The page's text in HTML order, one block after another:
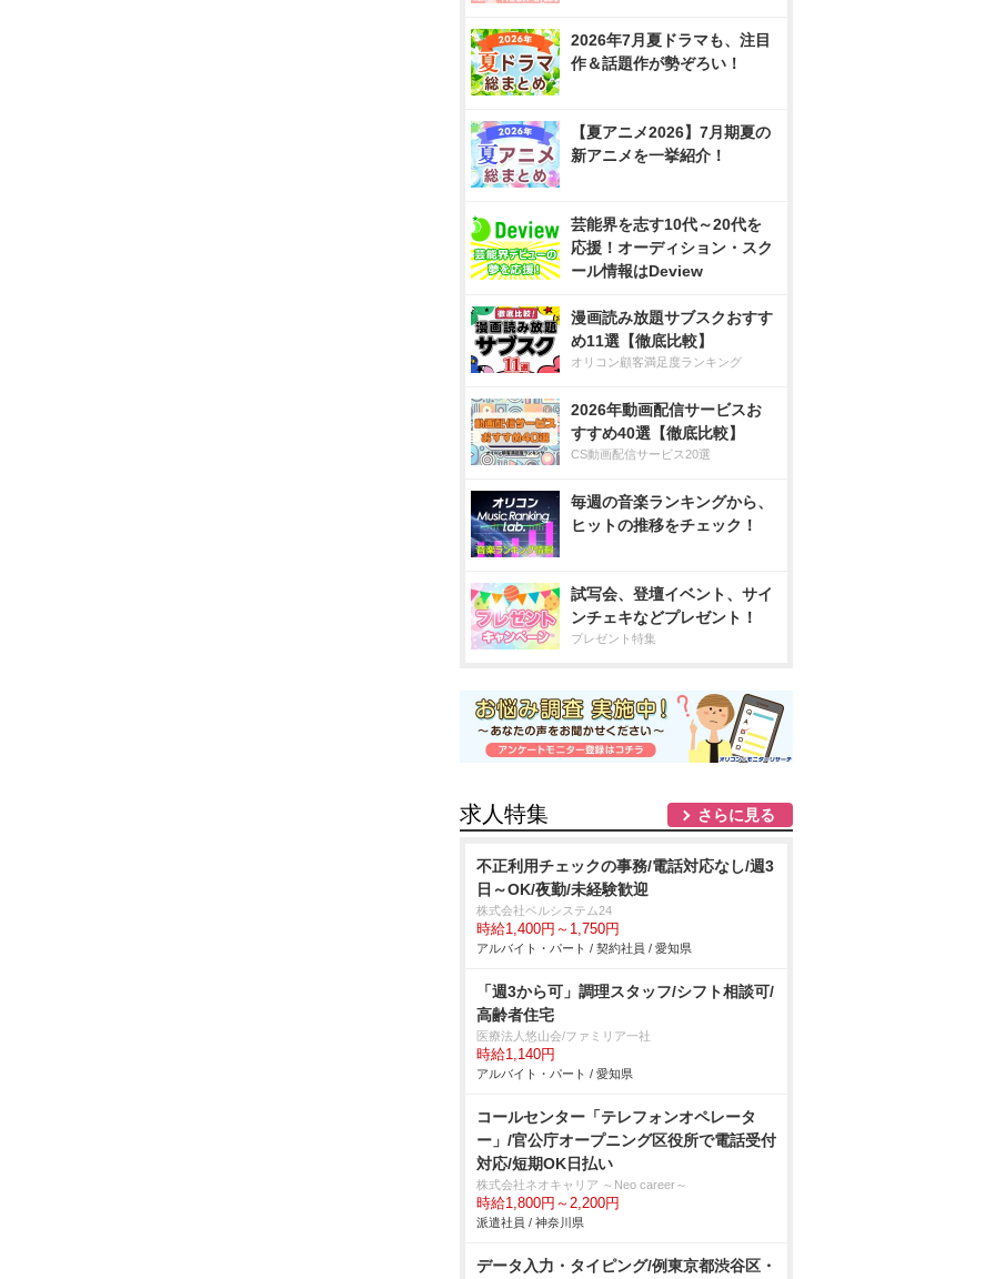
2026年7月夏ドラマも、注目
作＆話題作が勢ぞろい！
【夏アニメ2026】7月期夏の
新アニメを一挙紹介！
芸能界を志す10代～20代を
応援！オーディション・スク
ール情報はDeview
漫画読み放題サブスクおすす
め11選【徹底比較】
オリコン顧客満足度ランキング
2026年動画配信サービスお
すすめ40選【徹底比較】
CS動画配信サービス20選
毎週の音楽ランキングから、
ヒットの推移をチェック！
試写会、登壇イベント、サイ
ンチェキなどプレゼント！
プレゼント特集
求人特集 さらに見る
不正利用チェックの事務/電話対応なし/週3
日～OK/夜勤/未経験歓迎
株式会社ベルシステム24
時給1,400円～1,750円
アルバイト・パート / 契約社員 / 愛知県
「週3から可」調理スタッフ/シフト相談可/
高齢者住宅
医療法人悠山会/ファミリア一社
時給1,140円
アルバイト・パート / 愛知県
コールセンター「テレフォンオペレータ
ー」/官公庁オープニング区役所で電話受付
対応/短期OK日払い
株式会社ネオキャリア ～Neo career～
時給1,800円～2,200円
派遣社員 / 神奈川県
データ入力・タイピング/例東京都渋谷区・